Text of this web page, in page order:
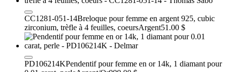
CC1281-051-14Breloque pour femme en argent 925, cubic
zirconium, trèfle à 4 feuilles, coeursArgent51.00 $
PD106214KPendentif pour femme en or 14k, 1 diamant pour